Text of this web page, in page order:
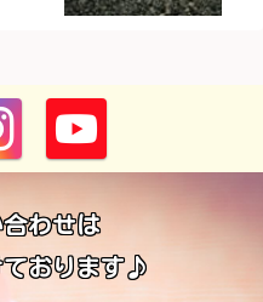
わせは
ております♪